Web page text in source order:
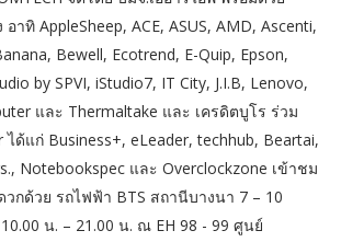
าทิ AppleSheep, ACE, ASUS, AMD, Ascenti,
Bewell, Ecotrend, E-Quip, Epson,
by SPVI, iStudio7, IT City, J.I.B, Lenovo,
และ Thermaltake และ เครดิตบูโร ร่วม
ได้แก่ Business+, eLeader, techhub, Beartai,
Notebookspec และ Overclockzone เข้าชม
วกด้วย รถไฟฟ้า BTS สถานีบางนา 7 – 10
น. – 21.00 น. ณ EH 98 - 99 ศูนย์